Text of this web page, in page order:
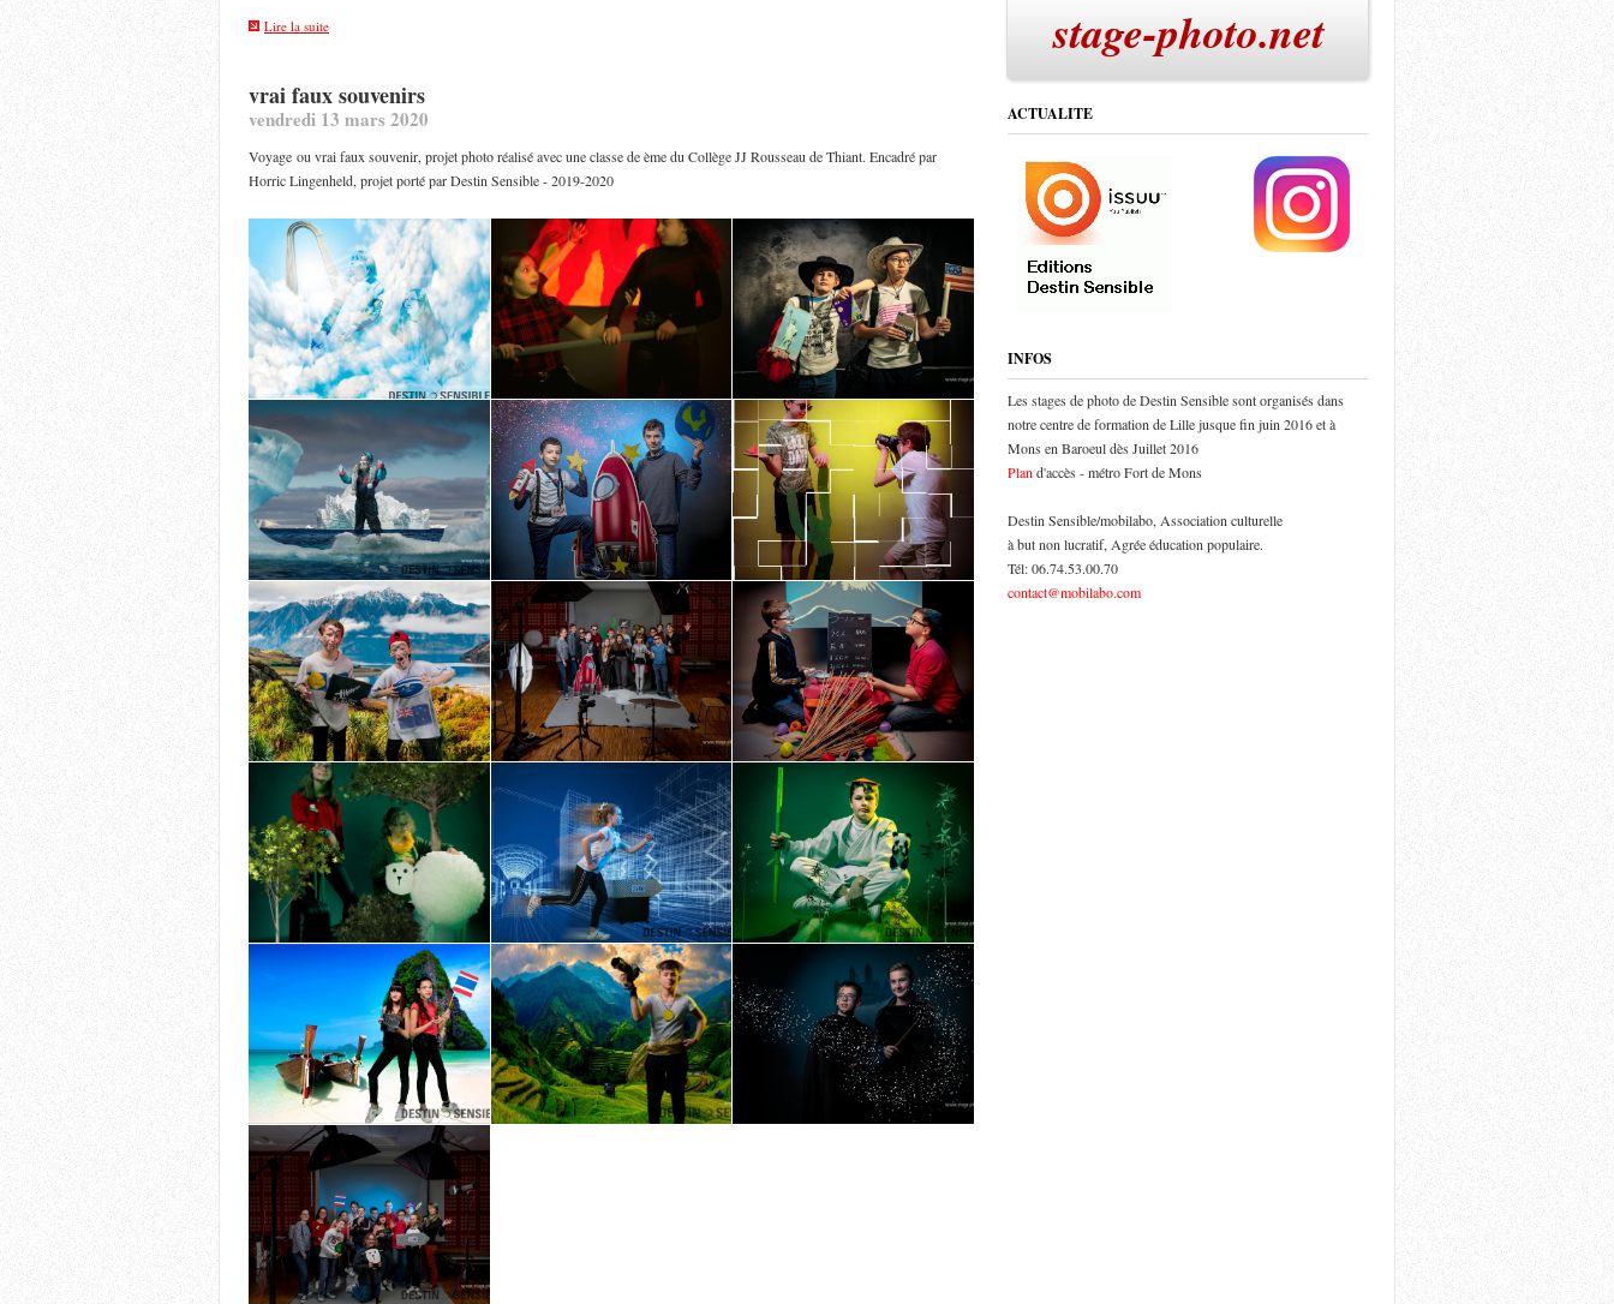
Lire la suite
vrai faux souvenirs
vendredi 13 mars 2020
Voyage ou vrai faux souvenir, projet photo réalisé avec une classe de ème du Collège JJ Rousseau de Thiant. Encadré par
Horric Lingenheld, projet porté par Destin Sensible - 2019-2020
stage-photo.net
ACTUALITE
INFOS
Les stages de photo de Destin Sensible sont organisés dans
notre centre de formation de Lille jusque fin juin 2016 et à
Mons en Baroeul dès Juillet 2016
Plan d'accès - métro Fort de Mons
Destin Sensible/mobilabo, Association culturelle
à but non lucratif, Agrée éducation populaire.
Tél: 06.74.53.00.70
contact@mobilabo.com